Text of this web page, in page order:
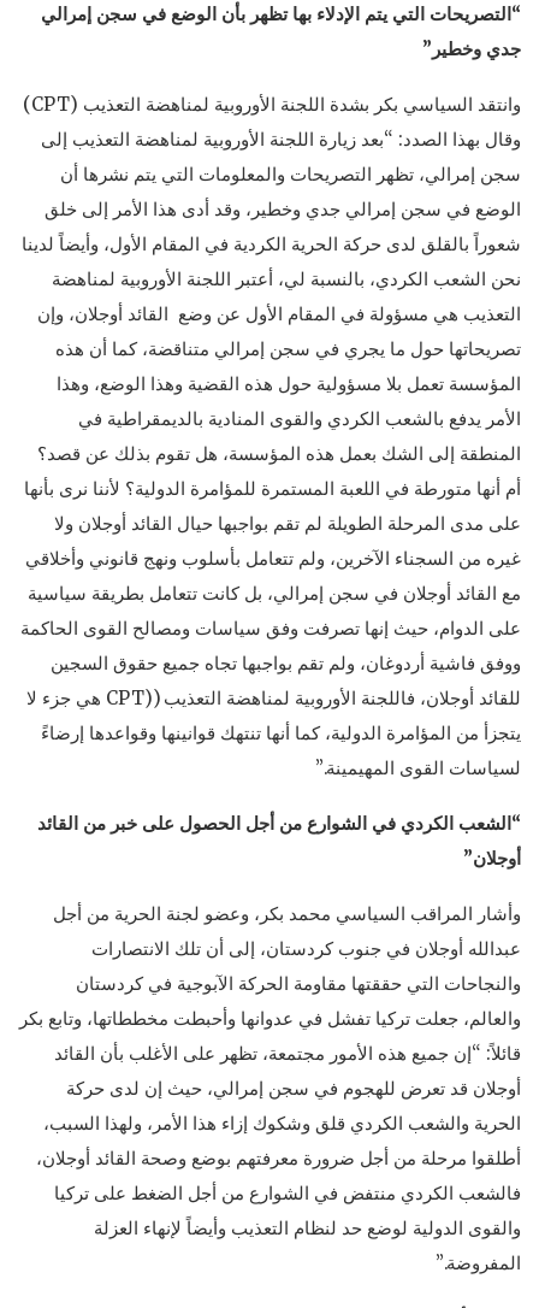
“التصريحات التي يتم الإدلاء بها تظهر بأن الوضع في سجن إمرالي
جدي وخطير”
وانتقد السياسي بكر بشدة اللجنة الأوروبية لمناهضة التعذيب (CPT)
وقال بهذا الصدد: “بعد زيارة اللجنة الأوروبية لمناهضة التعذيب إلى
سجن إمرالي، تظهر التصريحات والمعلومات التي يتم نشرها أن
الوضع في سجن إمرالي جدي وخطير، وقد أدى هذا الأمر إلى خلق
شعوراً بالقلق لدى حركة الحرية الكردية في المقام الأول، وأيضاً لدينا
نحن الشعب الكردي، بالنسبة لي، أعتبر اللجنة الأوروبية لمناهضة
التعذيب هي مسؤولة في المقام الأول عن وضع القائد أوجلان، وإن
تصريحاتها حول ما يجري في سجن إمرالي متناقضة، كما أن هذه
المؤسسة تعمل بلا مسؤولية حول هذه القضية وهذا الوضع، وهذا
الأمر يدفع بالشعب الكردي والقوى المنادية بالديمقراطية في
المنطقة إلى الشك بعمل هذه المؤسسة، هل تقوم بذلك عن قصد؟
أم أنها متورطة في اللعبة المستمرة للمؤامرة الدولية؟ لأننا نرى بأنها
على مدى المرحلة الطويلة لم تقم بواجبها حيال القائد أوجلان ولا
غيره من السجناء الآخرين، ولم تتعامل بأسلوب ونهج قانوني وأخلاقي
مع القائد أوجلان في سجن إمرالي، بل كانت تتعامل بطريقة سياسية
على الدوام، حيث إنها تصرفت وفق سياسات ومصالح القوى الحاكمة
ووفق فاشية أردوغان، ولم تقم بواجبها تجاه جميع حقوق السجين
للقائد أوجلان، فاللجنة الأوروبية لمناهضة التعذيب ((CPT هي جزء لا
يتجزأ من المؤامرة الدولية، كما أنها تنتهك قوانينها وقواعدها إرضاءً
لسياسات القوى المهيمينة.”
“الشعب الكردي في الشوارع من أجل الحصول على خبر من القائد
أوجلان”
وأشار المراقب السياسي محمد بكر، وعضو لجنة الحرية من أجل
عبدالله أوجلان في جنوب كردستان، إلى أن تلك الانتصارات
والنجاحات التي حققتها مقاومة الحركة الآبوجية في كردستان
والعالم، جعلت تركيا تفشل في عدوانها وأحبطت مخططاتها، وتابع بكر
قائلاً: “إن جميع هذه الأمور مجتمعة، تظهر على الأغلب بأن القائد
أوجلان قد تعرض للهجوم في سجن إمرالي، حيث إن لدى حركة
الحرية والشعب الكردي قلق وشكوك إزاء هذا الأمر، ولهذا السبب،
أطلقوا مرحلة من أجل ضرورة معرفتهم بوضع وصحة القائد أوجلان،
فالشعب الكردي منتفض في الشوارع من أجل الضغط على تركيا
والقوى الدولية لوضع حد لنظام التعذيب وأيضاً لإنهاء العزلة
المفروضة.”